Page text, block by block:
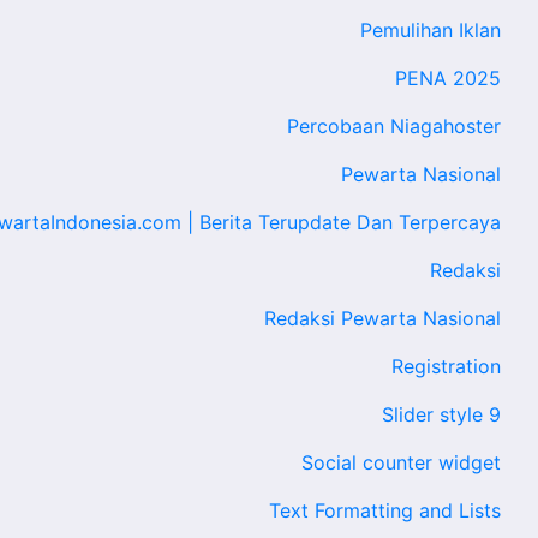
Pemulihan Iklan
PENA 2025
Percobaan Niagahoster
Pewarta Nasional
| Berita Terupdate Dan Terpercaya
Redaksi
Redaksi Pewarta Nasional
Registration
Slider style 9
Social counter widget
Text Formatting and Lists